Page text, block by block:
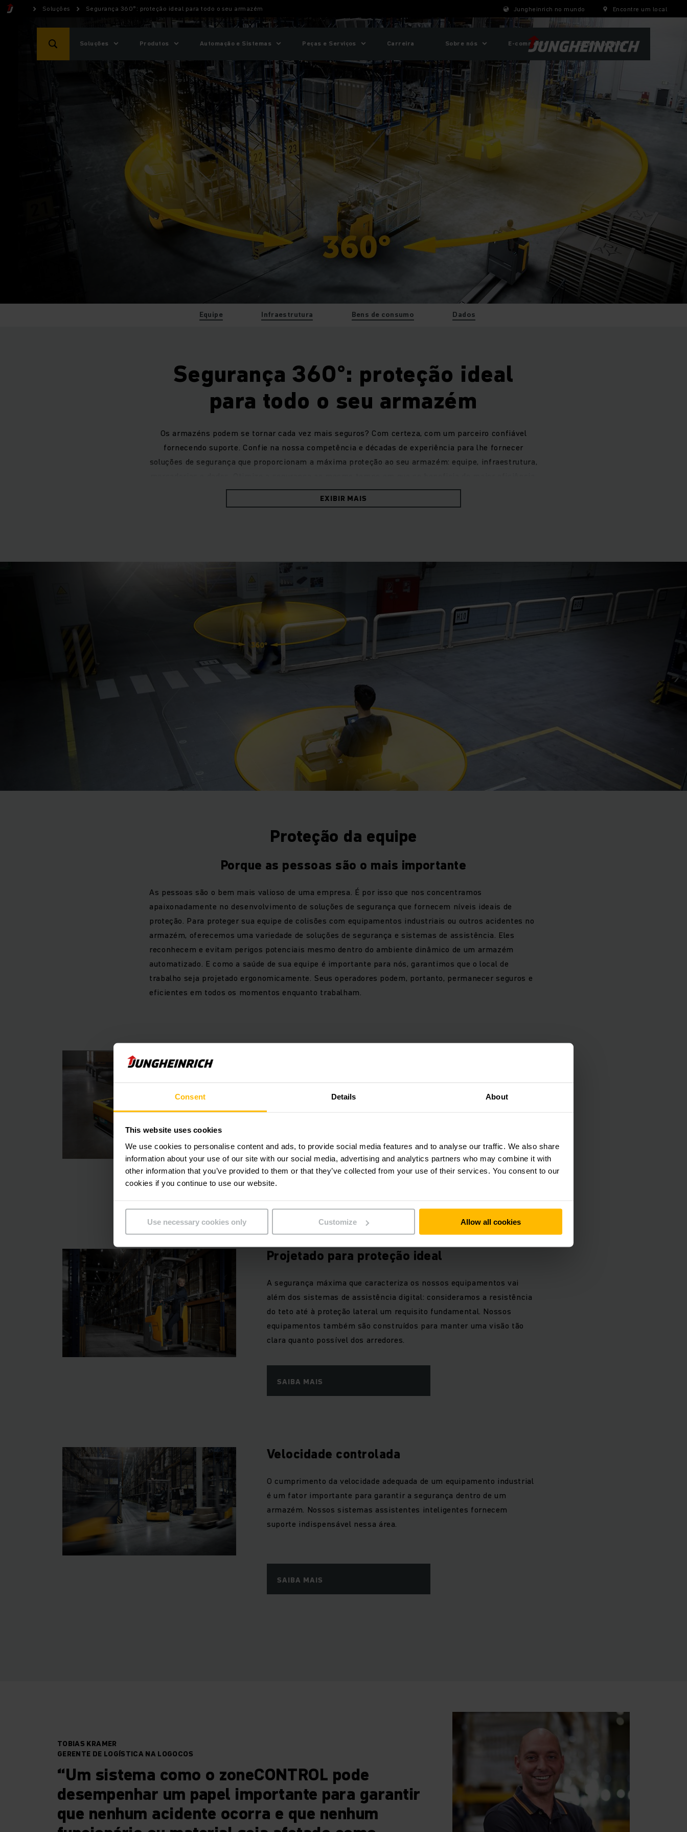
Consent Details About
This website uses cookies
We use cookies to personalise content and ads, to provide social media features and to analyse our traffic. We also share
information about your use of our site with our social media, advertising and analytics partners who may combine it with
other information that you’ve provided to them or that they’ve collected from your use of their services. You consent to our
cookies if you continue to use our website.
Use necessary cookies only Customize Allow all cookies
Soluções Segurança 360°: proteção ideal para todo o seu armazém Jungheinrich no mundo Encontre um local
Soluções Produtos Automação e Sistemas Peças e Serviços Carreira Sobre nós E-commerce ESG na prática
Equipe Infraestrutura Bens de consumo Dados
Segurança 360°: proteção ideal
para todo o seu armazém
Os armazéns podem se tornar cada vez mais seguros? Com certeza, com um parceiro confiável
fornecendo suporte. Confie na nossa competência e décadas de experiência para lhe fornecer
soluções de segurança que proporcionam a máxima proteção ao seu armazém: equipe, infraestrutura,
produtividade e controle de custos. Mesmo quando os armazéns são automatizados ou altamente
complexos, você sempre pode confiar em nós!
EXIBIR MAIS
Proteção da equipe
Porque as pessoas são o mais importante
As pessoas são o bem mais valioso de uma empresa. É por isso que nos concentramos
apaixonadamente no desenvolvimento de soluções de segurança que fornecem níveis ideais de
proteção. Para proteger sua equipe de colisões com equipamentos industriais ou outros acidentes no
armazém, oferecemos uma variedade de soluções de segurança e sistemas de assistência. Eles
reconhecem e evitam perigos potenciais mesmo dentro do ambiente dinâmico de um armazém
automatizado. E como a saúde de sua equipe é importante para nós, garantimos que o local de
trabalho seja projetado ergonomicamente. Seus operadores podem, portanto, permanecer seguros e
eficientes em todos os momentos enquanto trabalham.
Soluções como a tecnologia sensorial de segurança bem projetada
Conheça nosso Robô móvel autônomo arculee S.
Projetado para proteção ideal
A segurança máxima que caracteriza os nossos equipamentos vai
além dos sistemas de assistência digital: consideramos a resistência
do teto até à proteção lateral um requisito fundamental. Nossos
equipamentos também são construídos para manter uma visão tão
clara quanto possível dos arredores.
SAIBA MAIS
Velocidade controlada
O cumprimento da velocidade adequada de um equipamento industrial
é um fator importante para garantir a segurança dentro de um
armazém. Nossos sistemas assistentes inteligentes fornecem
suporte indispensável nessa área.
SAIBA MAIS
TOBIAS KRAMER
GERENTE DE LOGÍSTICA NA LOGOCOS
“Um sistema como o zoneCONTROL pode
desempenhar um papel importante para garantir
que nenhum acidente ocorra e que nenhum